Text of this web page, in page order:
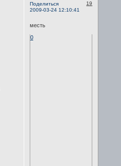
Поделиться
19
2009-03-24 12:10:41
месть
0